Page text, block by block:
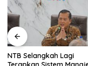
NTB Selangkah Lagi